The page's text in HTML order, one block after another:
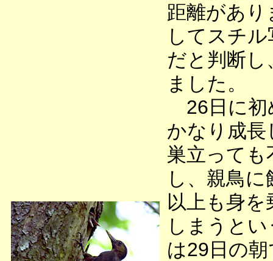
距離があ
してスチ
だと判断し
ました。
26日に初
かなり成長
巣立っても
し、親鳥
以上も身
しまうと
は29日の